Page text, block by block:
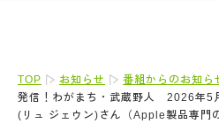
TOP お知らせ
番組からのお知ら
発信！わがまち・武蔵野人 2026年
(リュ ジェウン)さん（Apple製品専門